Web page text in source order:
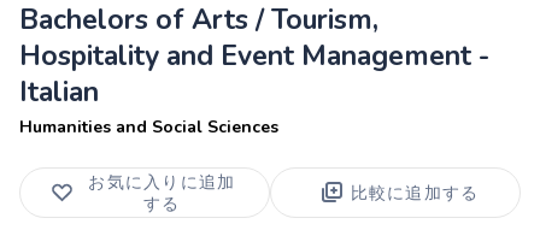
Bachelors of Arts / Tourism,
Hospitality and Event Management -
Italian
Humanities and Social Sciences
お気に入りに追加
する
比較に追加する